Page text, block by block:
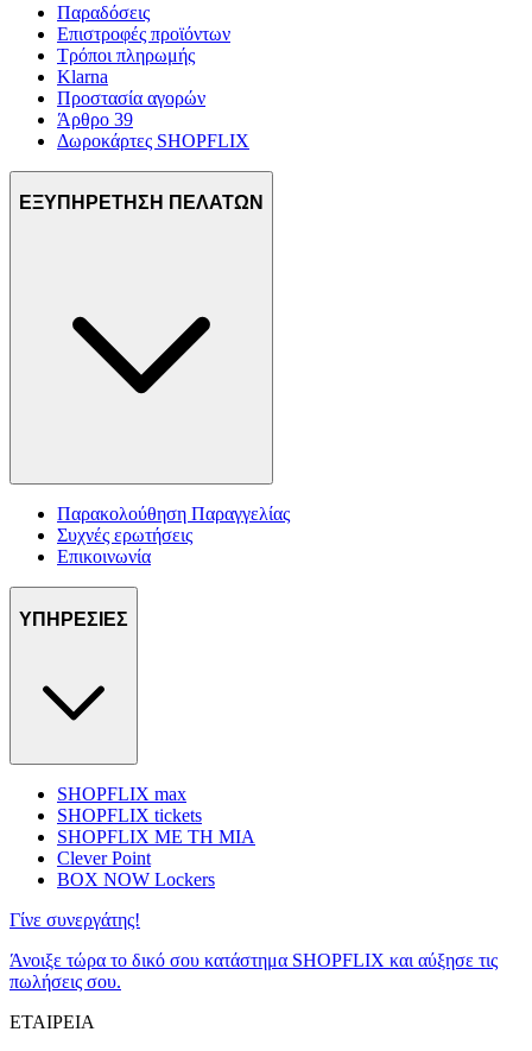
Παραδόσεις
Επιστροφές προϊόντων
Τρόποι πληρωμής
Klarna
Προστασία αγορών
Άρθρο 39
Δωροκάρτες SHOPFLIX
ΕΞΥΠΗΡΕΤΗΣΗ ΠΕΛΑΤΩΝ
Παρακολούθηση Παραγγελίας
Συχνές ερωτήσεις
Επικοινωνία
ΥΠΗΡΕΣΙΕΣ
SHOPFLIX max
SHOPFLIX tickets
SHOPFLIX ΜΕ ΤΗ ΜΙΑ
Clever Point
BOX NOW Lockers
Γίνε συνεργάτης!
Άνοιξε τώρα το δικό σου κατάστημα SHOPFLIX και αύξησε τις
πωλήσεις σου.
ΕΤΑΙΡΕΙΑ